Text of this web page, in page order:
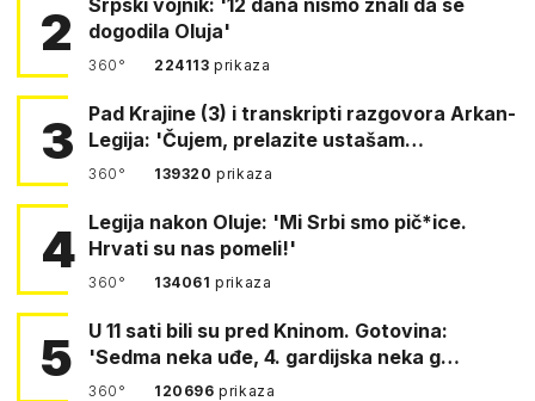
2
dogodila Oluja'
360° 224113prikaza
3
Pad Krajine (3) i transkripti razgovora Arkan-
Legija: 'Čujem, prelazite ustašam…
360° 139320prikaza
4 Legija nakon Oluje: 'Mi Srbi smo pič*ice.
Hrvati su nas pomeli!'
360° 134061prikaza
5
U 11 sati bili su pred Kninom. Gotovina:
'Sedma neka uđe, 4. gardijska neka g…
360° 120696prikaza